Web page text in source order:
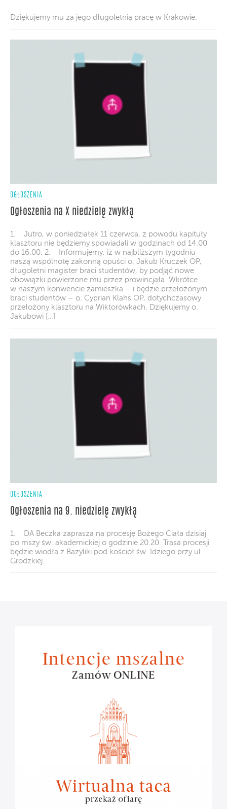
Dziękujemy mu za jego długoletnią pracę w Krakowie.
OGŁOSZENIA
Ogłoszenia na X niedzielę zwykłą
1. Jutro, w poniedziałek 11 czerwca, z powodu kapituły
klasztoru nie będziemy spowiadali w godzinach od 14.00
do 16.00. 2. Informujemy, iż w najbliższym tygodniu
naszą wspólnotę zakonną opuści o. Jakub Kruczek OP,
długoletni magister braci studentów, by podjąć nowe
obowiązki powierzone mu przez prowincjała. Wkrótce
w naszym konwencie zamieszka – i będzie przełożonym
braci studentów – o. Cyprian Klahs OP, dotychczasowy
przełożony klasztoru na Wiktorówkach. Dziękujemy o.
Jakubowi […]
OGŁOSZENIA
Ogłoszenia na 9. niedzielę zwykłą
1. DA Beczka zaprasza na procesję Bożego Ciała dzisiaj
po mszy św. akademickiej o godzinie 20.20. Trasa procesji
będzie wiodła z Bazyliki pod kościół św. Idziego przy ul.
Grodzkiej.